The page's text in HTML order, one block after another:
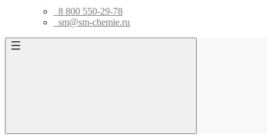
8 800 550-29-78
sm@sm-chemie.ru